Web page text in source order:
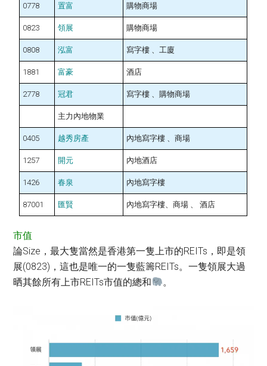
0778 置富 購物商場
0823 領展 購物商場
0808 泓富 寫字樓 、工廈
1881 富豪 酒店
2778 冠君 寫字樓 、購物商場
主力內地物業
0405 越秀房產 內地寫字樓 、商場
1257 開元 內地酒店
1426 春泉 內地寫字樓
87001 匯賢 內地寫字樓、商場 、 酒店
市值
論Size，最大隻當然是香港第一隻上市的REITs，即是領
展(0823)，這也是唯一的一隻藍籌REITs。一隻領展大過
晒其餘所有上市REITs市值的總和
。